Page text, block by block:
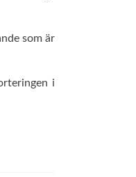
som är
i